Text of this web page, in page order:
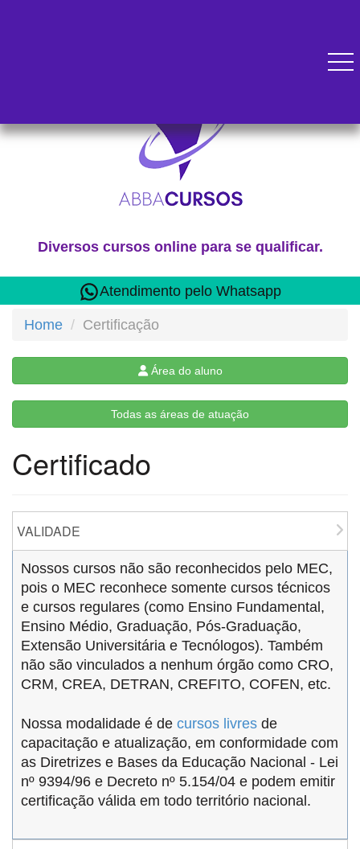
Atendimento pelo Whatsapp
Diversos cursos online para se qualificar.
Home Certificação
Área do aluno
Todas as áreas de atuação
Certificado
VALIDADE
Nossos cursos não são reconhecidos pelo MEC,
pois o MEC reconhece somente cursos técnicos
e cursos regulares (como Ensino Fundamental,
Ensino Médio, Graduação, Pós-Graduação,
Extensão Universitária e Tecnólogos). Também
não são vinculados a nenhum órgão como CRO,
CRM, CREA, DETRAN, CREFITO, COFEN, etc.
Nossa modalidade é de cursos livres de
capacitação e atualização, em conformidade com
as Diretrizes e Bases da Educação Nacional - Lei
nº 9394/96 e Decreto nº 5.154/04 e podem emitir
certificação válida em todo território nacional.